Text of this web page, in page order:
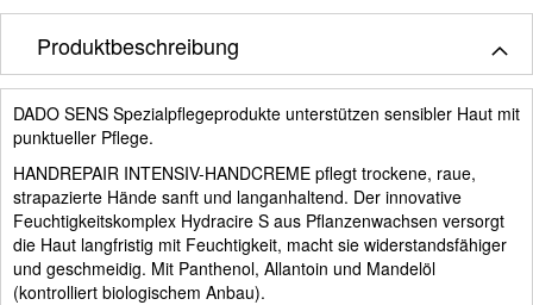
Produktbeschreibung
DADO SENS Spezialpflegeprodukte unterstützen sensibler Haut mit
punktueller Pflege.
HANDREPAIR INTENSIV-HANDCREME pflegt trockene, raue,
strapazierte Hände sanft und langanhaltend. Der innovative
Feuchtigkeitskomplex Hydracire S aus Pflanzenwachsen versorgt
die Haut langfristig mit Feuchtigkeit, macht sie widerstandsfähiger
und geschmeidig. Mit Panthenol, Allantoin und Mandelöl
(kontrolliert biologischem Anbau).